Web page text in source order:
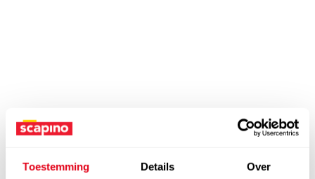
Toestemming Details Over